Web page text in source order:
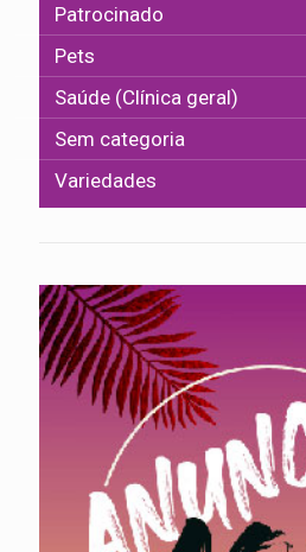
Patrocinado
Pets
Saúde (Clínica geral)
Sem categoria
Variedades